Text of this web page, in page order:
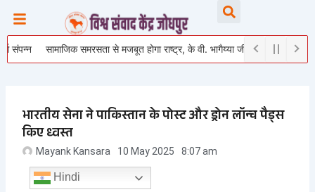
content
सामाजिक समरसता से मजबूत होगा राष्ट्र, के वी. भागैय्या जी ने युवाओं को दिया राष्ट्र
भारतीय सेना ने पाकिस्तान के पोस्ट और ड्रोन लॉन्च पैड्स
किए ध्वस्त
Mayank Kansara 10 May 2025 8:07 am
Hindi